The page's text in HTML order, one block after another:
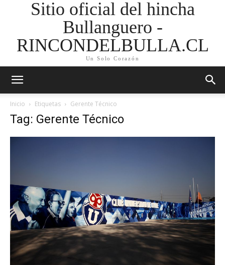
Sitio oficial del hincha
Bullanguero -
RINCONDELBULLA.CL
Un Solo Corazón
Inicio Etiquetas Gerente Técnico
Tag: Gerente Técnico